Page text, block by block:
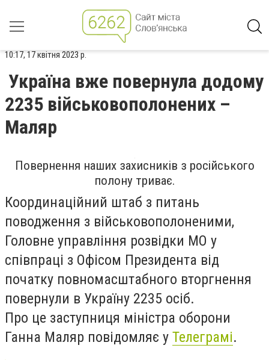
10:17, 17 квітня 2023 р.
Україна вже повернула додому
2235 військовополонених –
Маляр
Повернення наших захисників з російського
полону триває.
Координаційний штаб з питань
поводження з військовополоненими,
Головне управління розвідки МО у
співпраці з Офісом Президента від
початку повномасштабного вторгнення
повернули в Україну 2235 осіб.
Про це заступниця міністра оборони
Ганна Маляр повідомляє у Телеграмі.